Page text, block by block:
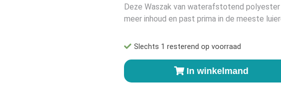
Deze Waszak van waterafstotend
meer inhoud en past prima in de meeste
Slechts 1 resterend op voorraad
Kanga
Care
In winkelmand